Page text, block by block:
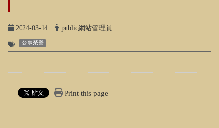
2024-03-14 public網站管理員
公事榮譽
Print this page